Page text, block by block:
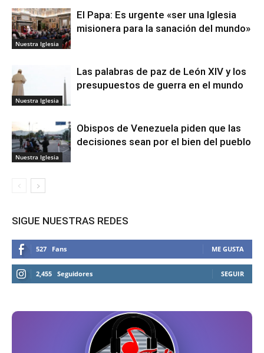
Nuestra Iglesia
El Papa: Es urgente «ser una Iglesia
misionera para la sanación del mundo»
Nuestra Iglesia
Las palabras de paz de León XIV y los
presupuestos de guerra en el mundo
Nuestra Iglesia
Obispos de Venezuela piden que las
decisiones sean por el bien del pueblo
SIGUE NUESTRAS REDES
527 Fans ME GUSTA
2,455 Seguidores SEGUIR